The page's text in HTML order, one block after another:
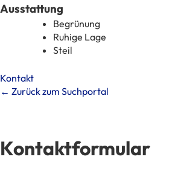
Ausstattung
Begrünung
Ruhige Lage
Steil
Kontakt
← Zurück zum Suchportal
Kontaktformular